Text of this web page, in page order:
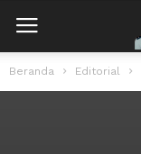
Beranda Editorial